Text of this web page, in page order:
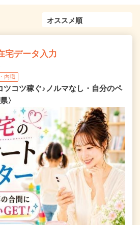
宅データ入力
内職
ツコツ稼ぐ♪ノルマなし・自分のペ
〉